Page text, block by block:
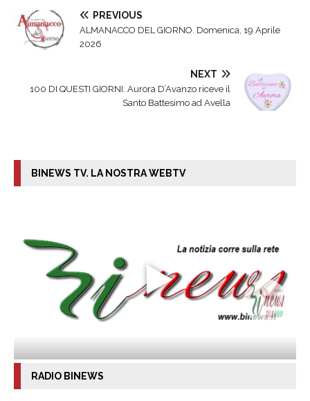
PREVIOUS
ALMANACCO DEL GIORNO. Domenica, 19 Aprile
2026
NEXT
100 DI QUESTI GIORNI. Aurora D’Avanzo riceve il
Santo Battesimo ad Avella
BINEWS TV. LA NOSTRA WEBTV
RADIO BINEWS